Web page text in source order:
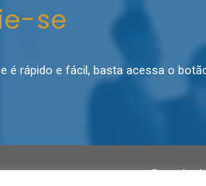
se
é rápido e fácil, basta acessa o